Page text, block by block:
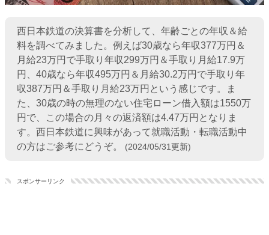
西日本鉄道の決算書を分析して、年齢ごとの年収＆給
料を調べてみました。例えば30歳なら年収377万円＆
月給23万円で手取り年収299万円＆手取り月給17.9万
円、40歳なら年収495万円＆月給30.2万円で手取り年
収387万円＆手取り月給23万円という感じです。ま
た、30歳の時の無理のない住宅ローン借入額は1550万
円で、この場合の月々の返済額は4.47万円となりま
す。西日本鉄道に興味があって就職活動・転職活動中
の方はご参考にどうぞ。 (2024/05/31更新)
スポンサーリンク